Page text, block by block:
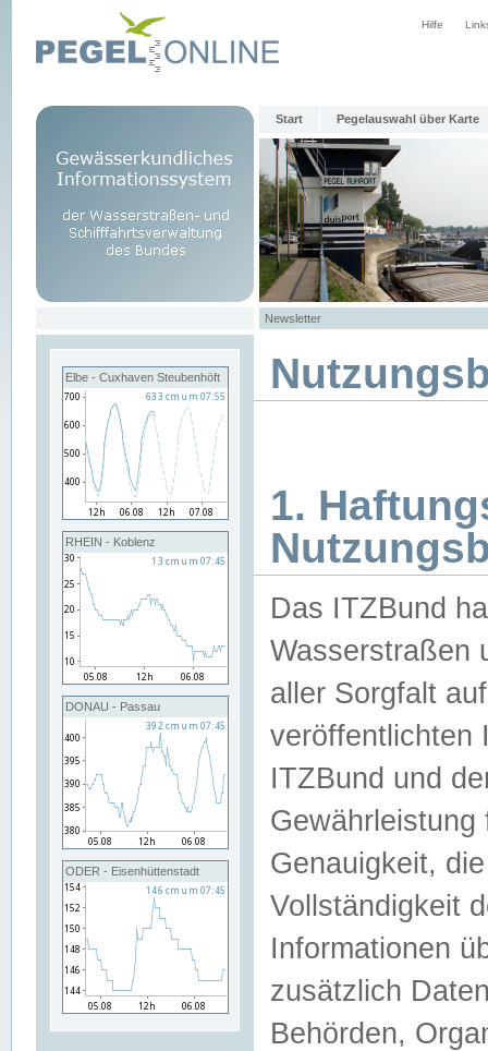
Hilfe
Start Pegelauswahl über Karte
Newsletter
Elbe - Cuxhaven Steubenhöft
RHEIN - Koblenz
DONAU - Passau
ODER - Eisenhüttenstadt
1.
Das ITZBund
Wasserstraßen
aller Sorgfalt
veröffentlichten
ITZBund und
Genauigkeit,
Vollständigkeit
Informationen
zusätzlich
Behörden,